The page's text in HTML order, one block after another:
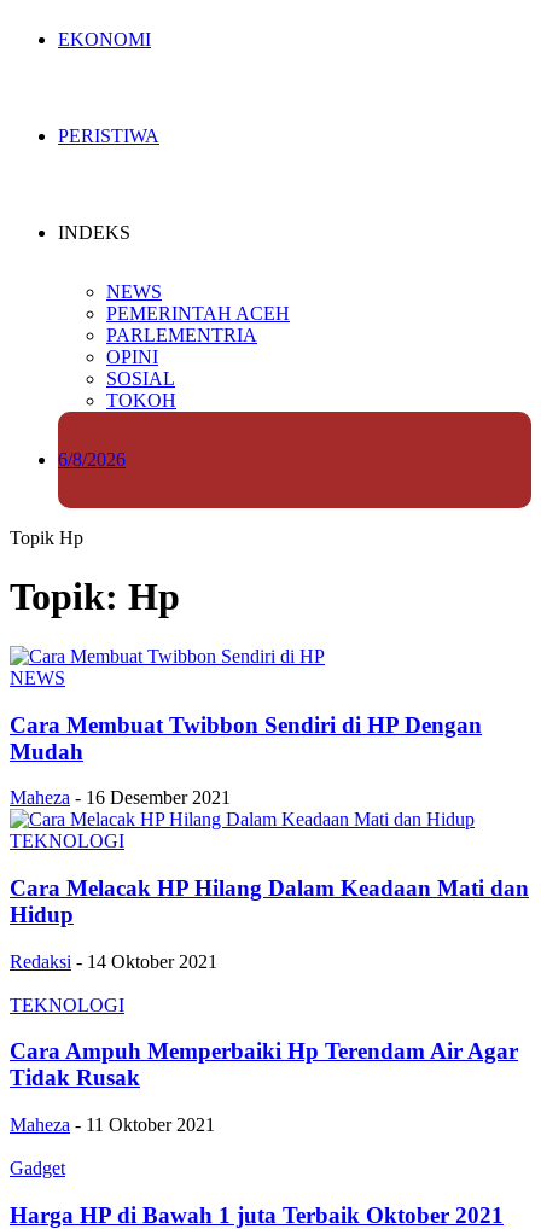
EKONOMI
PERISTIWA
INDEKS
NEWS
PEMERINTAH ACEH
PARLEMENTRIA
OPINI
SOSIAL
TOKOH
6/8/2026
Topik Hp
Topik: Hp
NEWS
Cara Membuat Twibbon Sendiri di HP Dengan
Mudah
Maheza - 16 Desember 2021
TEKNOLOGI
Cara Melacak HP Hilang Dalam Keadaan Mati dan
Hidup
Redaksi - 14 Oktober 2021
TEKNOLOGI
Cara Ampuh Memperbaiki Hp Terendam Air Agar
Tidak Rusak
Maheza - 11 Oktober 2021
Gadget
Harga HP di Bawah 1 juta Terbaik Oktober 2021